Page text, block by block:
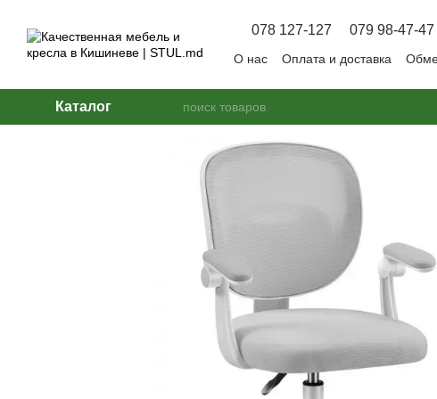
078 127-127 079 98-47-47
О нас Оплата и доставка
Каталог